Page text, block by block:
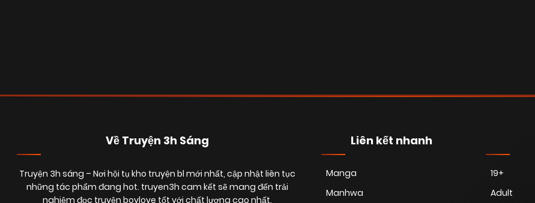
Về Truyện 3h Sáng
Truyện 3h sáng – Nơi hội tụ kho truyện bl mới nhất, cập nhật liên tục
những tác phẩm đang hot. truyen3h cam kết sẽ mang đến trải
nghiệm đọc truyện boylove tốt với chất lượng cao nhất.
Liên kết nhanh
Manga
Manhwa
19+
Adult